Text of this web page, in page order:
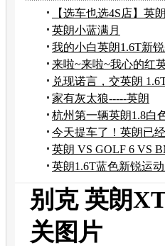
【选车也选4S店】英
店~
英朗小蓝满月
我的小白英朗1.6T新锐
来啦~来啦~我心的红
啦!
兑现诺言，交英朗
家有灰太狼-----英朗
杭州第一辆英朗1.8白
今天提车了！英朗已
自己上牌去！
英朗 VS GOLF 6 VS
英朗1.6T蓝色新锐运
别克 英朗
关图片